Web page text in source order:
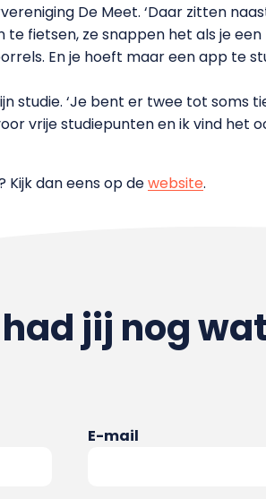
De Meet. ‘Daar zitten
fietsen, ze snappen het als je
En je hoeft maar een app te
studie. ‘Je bent er twee tot soms
vrije studiepunten en ik vind het
Kijk dan eens op dewebsite.
jij nog
E-mail